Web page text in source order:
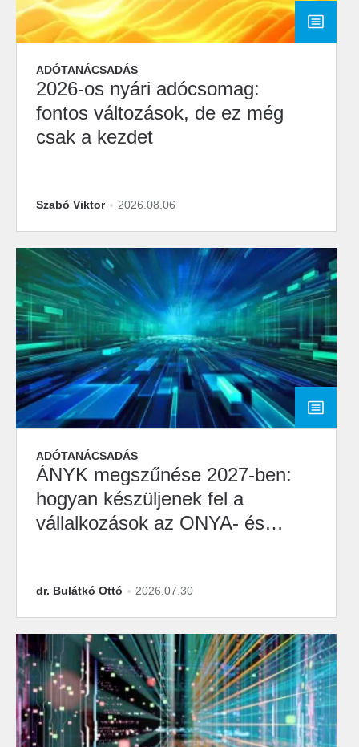
ADÓTANÁCSADÁS
2026-os nyári adócsomag:
fontos változások, de ez még
csak a kezdet
Szabó Viktor 2026.08.06
ADÓTANÁCSADÁS
ÁNYK megszűnése 2027-ben:
hogyan készüljenek fel a
vállalkozások az ONYA- és
dr. Bulátkó Ottó 2026.07.30